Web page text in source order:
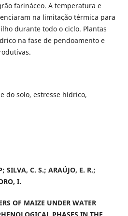
farináceo. A temperatura e
na limitação térmica para
durante todo o ciclo. Plantas
na fase de pendoamento e
do solo, estresse hídrico,
SILVA, C. S.; ARAÚJO, E. R.;
I.
OF MAIZE UNDER WATER